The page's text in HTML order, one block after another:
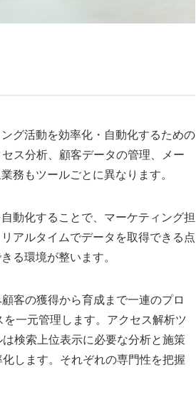
グ活動を効率化・自動化するための
ス分析、顧客データの管理、メー
務もツールごとに異なります。
動化することで、マーケティング担
アルタイムでデータを取得できる点
る環境が整います。
客の獲得から育成まで一連のプロ
一元管理します。アクセス解析ツ
検索上位表示に必要な分析と施策
します。それぞれの専門性を把握